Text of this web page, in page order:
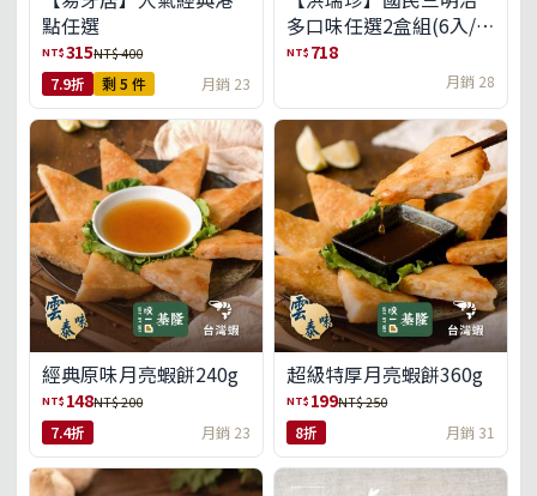
點任選
NT$315NT$ 400
7.9折 剩 5 件 月銷 23
多口味任選2盒組(6入/
盒)(免運)
NT$ 718
月銷 28
經典原味月亮蝦餅240g
NT$ 148NT$ 200
7.4折 月銷 23
超級特厚月亮蝦餅360g
NT$ 199NT$ 250
8折 月銷 31